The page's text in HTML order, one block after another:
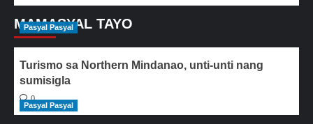
MAMASYAL TAYO
Pasyal Pasyal
Turismo sa Northern Mindanao, unti-unti nang
sumisigla
0
Pasyal Pasyal